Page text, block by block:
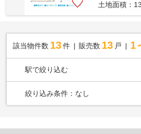
土地面積：
該当物件数 13件 販売数 13 戸 1
駅で絞り込む
絞り込み条件： なし